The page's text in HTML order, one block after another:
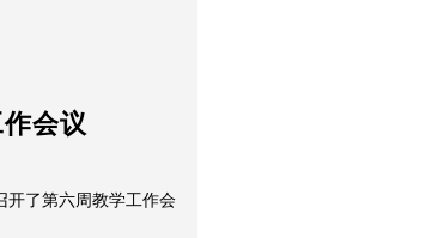
会议
开了第六周教学工作会